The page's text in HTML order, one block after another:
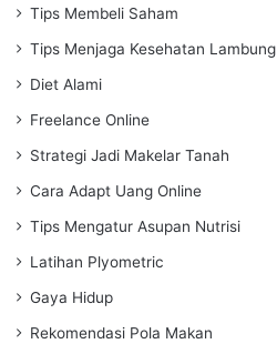
Tips Membeli Saham
Tips Menjaga Kesehatan Lambung
Diet Alami
Freelance Online
Strategi Jadi Makelar Tanah
Cara Adapt Uang Online
Tips Mengatur Asupan Nutrisi
Latihan Plyometric
Gaya Hidup
Rekomendasi Pola Makan